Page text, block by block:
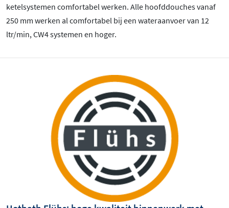
ketelsystemen comfortabel werken. Alle hoofddouches vanaf
250 mm werken al comfortabel bij een wateraanvoer van 12
ltr/min, CW4 systemen en hoger.